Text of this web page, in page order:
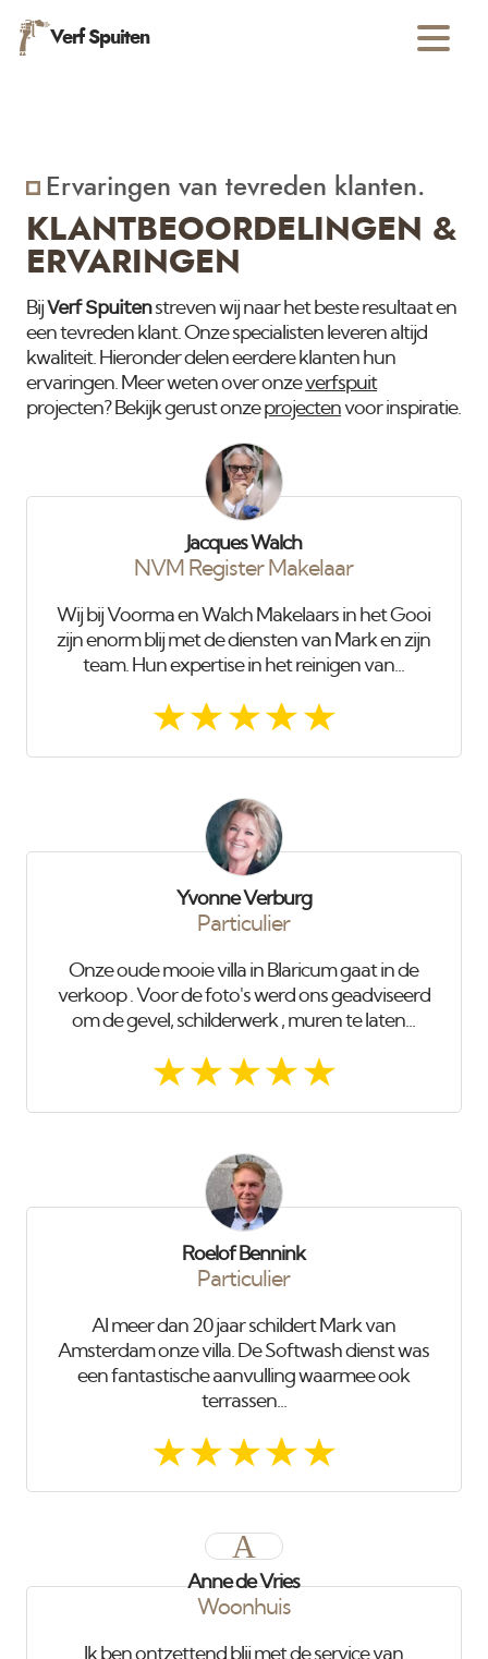
Verf Spuiten
Ervaringen van tevreden klanten.
KLANTBEOORDELINGEN &
ERVARINGEN
BijVerf Spuitenstreven wij naar het beste resultaat en
een tevreden klant. Onze specialisten leveren altijd
kwaliteit. Hieronder delen eerdere klanten hun
ervaringen. Meer weten over onzeverfspuit
projecten? Bekijk gerust onzeprojectenvoor inspiratie.
Jacques Walch
NVM Register Makelaar
Wij bij Voorma en Walch Makelaars in het Gooi
zijn enorm blij met de diensten van Mark en zijn
team. Hun expertise in het reinigen van...
Yvonne Verburg
Particulier
Onze oude mooie villa in Blaricum gaat in de
verkoop . Voor de foto's werd ons geadviseerd
om de gevel, schilderwerk , muren te laten...
Roelof Bennink
Particulier
Al meer dan 20 jaar schildert Mark van
Amsterdam onze villa. De Softwash dienst was
een fantastische aanvulling waarmee ook
terrassen...
A
Anne de Vries
Woonhuis
Ik ben ontzettend blij met de service van